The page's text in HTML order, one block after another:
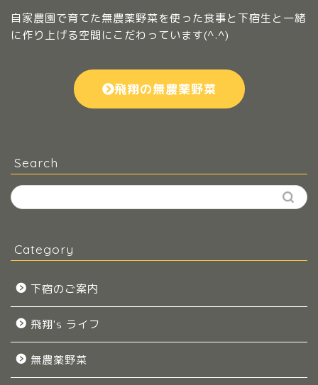
自家農園で育てた無農薬野菜を使った食事と下宿生と一緒
に作り上げる空間にこだわっています(^.^)
飛翔の無農薬野菜
Search
Category
下宿のご案内
飛翔's ライフ
無農薬野菜